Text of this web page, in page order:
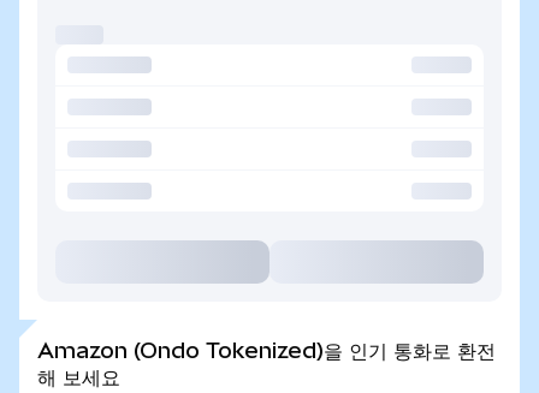
Amazon (Ondo Tokenized)을 인기 통화로 환전
해 보세요